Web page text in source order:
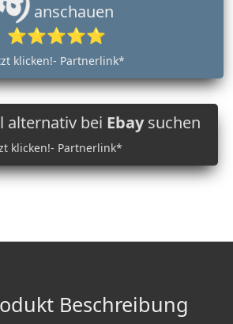
anschauen
⭐⭐⭐⭐⭐
klicken!- Partnerlink*
alternativ bei Ebaysuchen
klicken!- Partnerlink*
Beschreibung